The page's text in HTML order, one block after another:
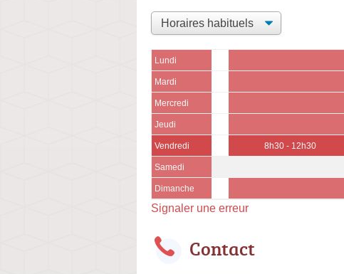
Lundi
Mardi
Mercredi
Jeudi
Vendredi 8h30 - 12h30
Samedi
Dimanche
Signaler une erreur
Contact